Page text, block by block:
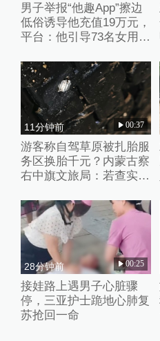
男子举报“他趣App”擦边
低俗诱导他充值19万元，
平台：他引导73名女用户
11分钟前 00:37
游客称自驾草原被扎胎服
务区换胎千元？内蒙古察
右中旗文旅局：若查实人
28分钟前 00:25
接娃路上遇男子心脏骤
停，三亚护士跪地心肺复
苏抢回一命